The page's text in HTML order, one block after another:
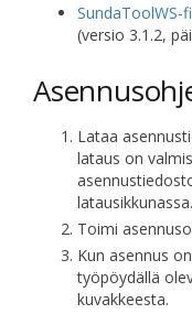
SundaToolWS-
(versio 3.1.2,
Lataa
lataus on
latausikkunassa.
Toimi
Kun asennus
työpöydällä
kuvakkeesta.